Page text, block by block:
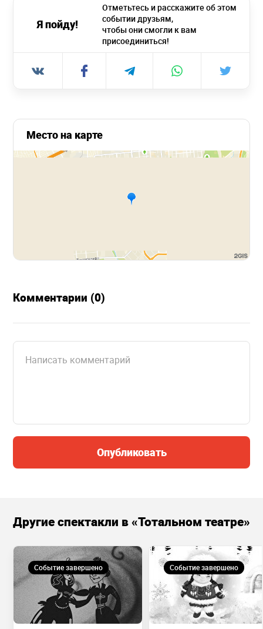
Я пойду!
Отметьтесь и расскажите об этом
событии друзьям,
чтобы они смогли к вам
присоединиться!
Место на карте
Комментарии (0)
Опубликовать
Другие спектакли в «Тотальном театре»
Событие завершено Событие завершено